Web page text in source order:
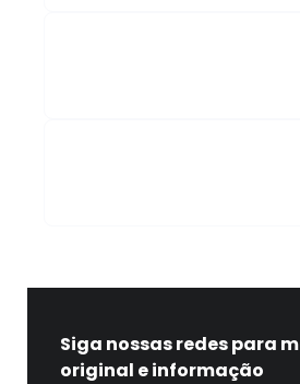
Siga nossas redes para
original e informação